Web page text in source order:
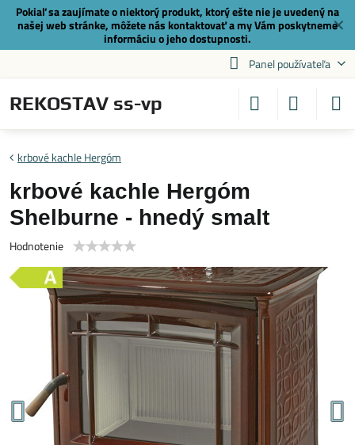
✕
Pokiaľ sa zaujímate o niektorý produkt, ktorý ešte nie je uvedený na
našej web stránke, môžete nás kontaktovaťa my Vám poskytneme
informáciu o jeho dostupnosti.
Panel používateľa
REKOSTAV ss-vp
krbové kachle Hergóm
krbové kachle Hergóm
Shelburne - hnedý smalt
Hodnotenie